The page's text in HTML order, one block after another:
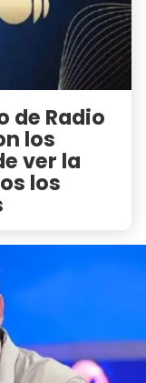
de Radio
los
ver la
los